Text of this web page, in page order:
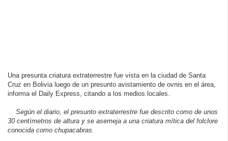
Una presunta criatura extraterrestre fue vista en la ciudad de Santa
Cruz en Bolivia luego de un presunto avistamiento de ovnis en el área,
informa el Daily Express, citando a los medios locales.
Según el diario, el presunto extraterrestre fue descrito como de unos
30 centímetros de altura y se asemeja a una criatura mítica del folclore
conocida como chupacabras.